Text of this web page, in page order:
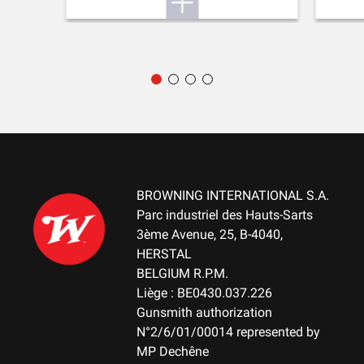
BROWNING INTERNATIONAL S.A.
Parc industriel des Hauts-Sarts
3ème Avenue, 25, B-4040,
HERSTAL
BELGIUM R.P.M.
Liège : BE0430.037.226
Gunsmith authorization
N°2/6/01/00014 represented by
MP Dechêne